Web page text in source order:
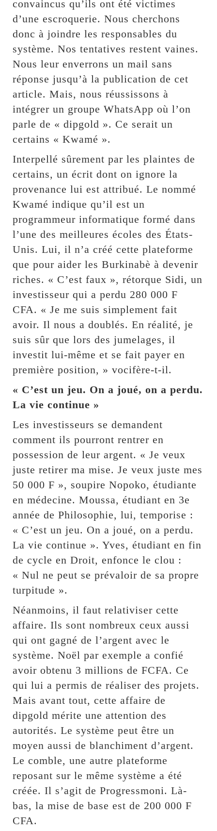
convaincus qu’ils ont été victimes
d’une escroquerie. Nous cherchons
donc à joindre les responsables du
système. Nos tentatives restent vaines.
Nous leur enverrons un mail sans
réponse jusqu’à la publication de cet
article. Mais, nous réussissons à
intégrer un groupe WhatsApp où l’on
parle de « dipgold ». Ce serait un
certains « Kwamé ».
Interpellé sûrement par les plaintes de
certains, un écrit dont on ignore la
provenance lui est attribué. Le nommé
Kwamé indique qu’il est un
programmeur informatique formé dans
l’une des meilleures écoles des États-
Unis. Lui, il n’a créé cette plateforme
que pour aider les Burkinabè à devenir
riches. « C’est faux », rétorque Sidi, un
investisseur qui a perdu 280 000 F
CFA. « Je me suis simplement fait
avoir. Il nous a doublés. En réalité, je
suis sûr que lors des jumelages, il
investit lui-même et se fait payer en
première position, » vocifère-t-il.
« C’est un jeu. On a joué, on a perdu.
La vie continue »
Les investisseurs se demandent
comment ils pourront rentrer en
possession de leur argent. « Je veux
juste retirer ma mise. Je veux juste mes
50 000 F », soupire Nopoko, étudiante
en médecine. Moussa, étudiant en 3e
année de Philosophie, lui, temporise :
« C’est un jeu. On a joué, on a perdu.
La vie continue ». Yves, étudiant en fin
de cycle en Droit, enfonce le clou :
« Nul ne peut se prévaloir de sa propre
turpitude ».
Néanmoins, il faut relativiser cette
affaire. Ils sont nombreux ceux aussi
qui ont gagné de l’argent avec le
système. Noël par exemple a confié
avoir obtenu 3 millions de FCFA. Ce
qui lui a permis de réaliser des projets.
Mais avant tout, cette affaire de
dipgold mérite une attention des
autorités. Le système peut être un
moyen aussi de blanchiment d’argent.
Le comble, une autre plateforme
reposant sur le même système a été
créée. Il s’agit de Progressmoni. Là-
bas, la mise de base est de 200 000 F
CFA.